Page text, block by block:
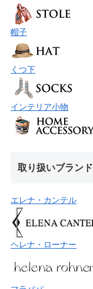
帽子
くつ下
インテリア小物
取り扱いブランド
エレナ・カンテル
ヘレナ・ローナー